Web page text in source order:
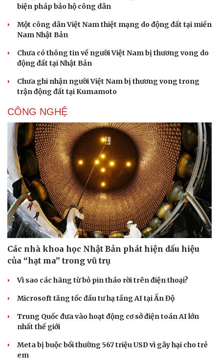
Sức khỏe
Dinh dưỡng - món ngon
Sản phụ khoa
Nam khoa
Làm đẹp - giảm cân
Phòng mạch online
Ăn sạch sống khỏe
Nhà đẹp
Tình yêu - Gia đình
biện pháp bảo hộ công dân
Một công dân Việt Nam thiệt mạng do động đất tại miền
Nam Nhật Bản
Chưa có thông tin về người Việt Nam bị thương vong do
động đất tại Nhật Bản
Chưa ghi nhận người Việt Nam bị thương vong trong
trận động đất tại Kumamoto
CÔNG NGHỆ
Các nhà khoa học Nhật Bản phát hiện dấu hiệu
của “hạt ma” trong vũ trụ
Vì sao các hãng từ bỏ pin tháo rời trên điện thoại?
Microsoft tăng tốc đầu tư hạ tầng AI tại Ấn Độ
Trung Quốc đưa vào hoạt động cơ sở điện toán AI lớn
nhất thế giới
Meta bị buộc bồi thường 567 triệu USD vì gây hại cho trẻ
em